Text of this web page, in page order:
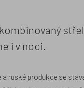
i v noci.
produkce se